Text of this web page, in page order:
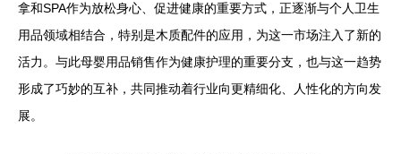
拿和SPA作为放松身心、促进健康的重要方式，正逐渐与个人卫生
用品领域相结合，特别是木质配件的应用，为这一市场注入了新的
活力。与此母婴用品销售作为健康护理的重要分支，也与这一趋势
形成了巧妙的互补，共同推动着行业向更精细化、人性化的方向发
展。